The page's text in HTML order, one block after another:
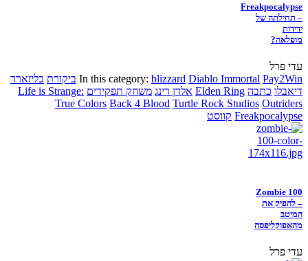
Freakpocalypse
– תחילתה של
ידידות
מופלאה?
עדי פרל
In this category: blizzard Diablo Immortal Pay2Win ביקורת בליזארד
דיאבלו כתבה Elden Ring אלדן רינג משחק תפקידים Life is Strange:
True Colors Back 4 Blood Turtle Rock Studios Outriders
Freakpocalypse קווסט
Zombie 100
– להפיק את
המיטב
מהאפוקליפסה
עדי פרל